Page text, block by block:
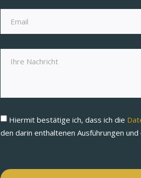
Hiermit bestätige ich, dass ich die
den darin enthaltenen Ausführungen